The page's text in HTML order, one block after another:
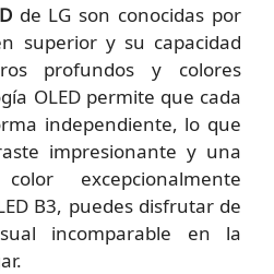
de LG son conocidas por
superior y su capacidad
profundos y colores
OLED permite que cada
independiente, lo que
impresionante y una
excepcionalmente
B3, puedes disfrutar de
incomparable en la